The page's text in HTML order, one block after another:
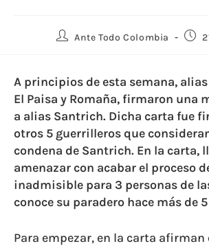
Ante Todo Colombia
A principios de esta semana,
El Paisa y Romaña, firmaron una
a alias Santrich. Dicha carta fue
otros 5 guerrilleros que
condena de Santrich. En la carta,
amenazar con acabar el proceso
inadmisible para 3 personas de
conoce su paradero hace más de
Para empezar, en la carta